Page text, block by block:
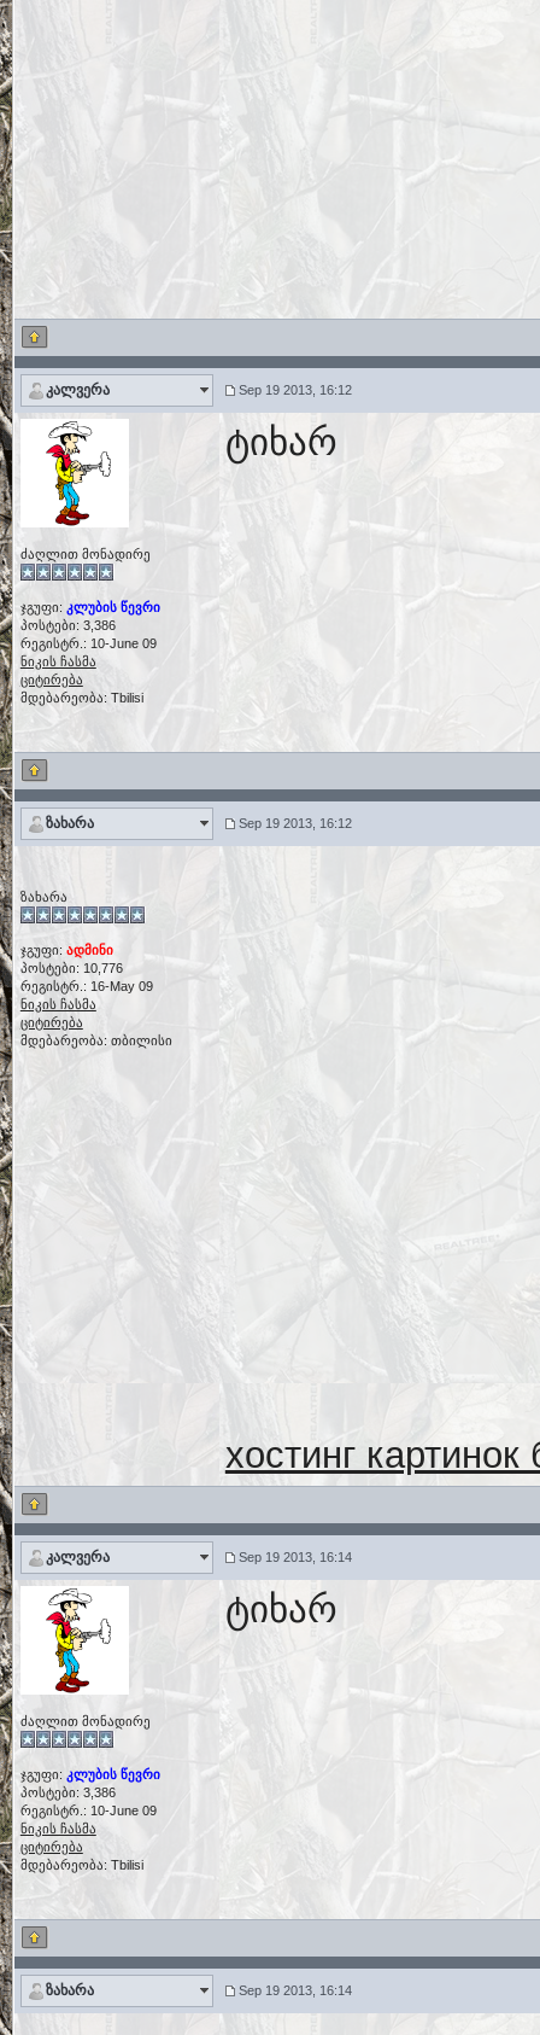
კალვერა Sep 19 2013, 16:12
ძაღლით მონადირე
ჯგუფი: კლუბის წევრი
პოსტები: 3,386
რეგისტრ.: 10-June 09
ნიკის ჩასმა
ციტირება
მდებარეობა: Tbilisi
ტიხარ
ზახარა Sep 19 2013, 16:12
ზახარა
ჯგუფი: ადმინი
პოსტები: 10,776
რეგისტრ.: 16-May 09
ნიკის ჩასმა
ციტირება
მდებარეობა: თბილისი
хостинг
კალვერა Sep 19 2013, 16:14
ძაღლით მონადირე
ჯგუფი: კლუბის წევრი
პოსტები: 3,386
რეგისტრ.: 10-June 09
ნიკის ჩასმა
ციტირება
მდებარეობა: Tbilisi
ტიხარ
ზახარა Sep 19 2013, 16:14